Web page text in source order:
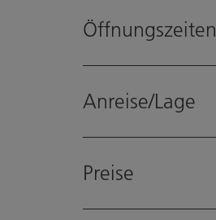
Öffnungszeiten
Anreise/Lage
Preise